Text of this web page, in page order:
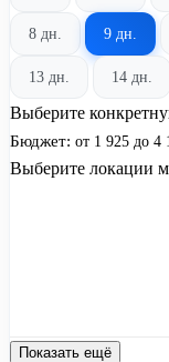
8 дн. 9 дн.
13 дн. 14 дн.
Выберите
Бюджет: от 1 925 до 4
Выберите локации
Показать ещё